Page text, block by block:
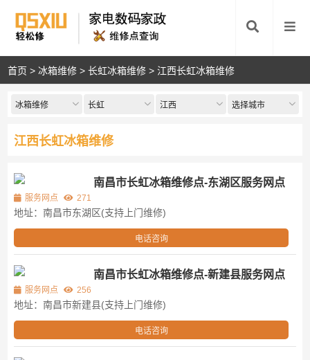
首页 >冰箱维修 >长虹冰箱维修 >江西长虹冰箱维修
冰箱维修 长虹 江西 选择城市
江西长虹冰箱维修
南昌市长虹冰箱维修点-东湖区服务网点
服务网点 271
地址：南昌市东湖区(支持上门维修)
电话咨询
南昌市长虹冰箱维修点-新建县服务网点
服务网点 256
地址：南昌市新建县(支持上门维修)
电话咨询